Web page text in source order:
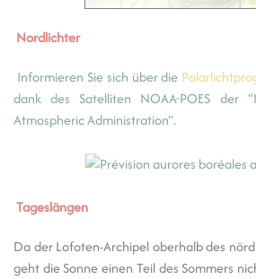
Nordlichter
Informieren Sie sich über die
dank des Satelliten NOAA-POES der
Atmospheric Administration".
Tageslängen
Da der Lofoten-Archipel oberhalb des
geht die Sonne einen Teil des Sommers